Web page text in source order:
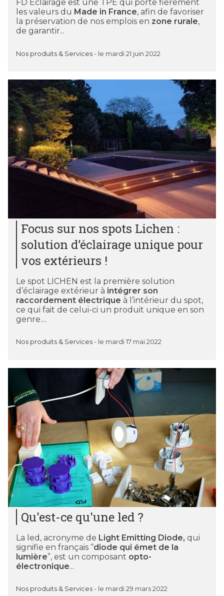
FD Eclairage est une TPE qui porte fièrement
les valeurs du Made in France, afin de favoriser
la préservation de nos emplois en zone rurale,
de garantir...
Nos produits & Services - le mardi 21 juin 2022
Focus sur nos spots Lichen :
solution d’éclairage unique pour
vos extérieurs !
Le spot LICHEN est la première solution
d’éclairage extérieur à intégrer son
raccordement électrique à l’intérieur du spot,
ce qui fait de celui-ci un produit unique en son
genre....
Nos produits & Services - le mardi 17 mai 2022
Qu'est-ce qu'une led ?
La led, acronyme de Light Emitting Diode, qui
signifie en français “diode qui émet de la
lumière”, est un composant opto-
électronique...
Nos produits & Services - le mardi 29 mars 2022